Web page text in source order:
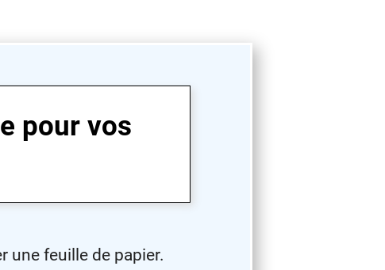
pour vos
une feuille de papier.